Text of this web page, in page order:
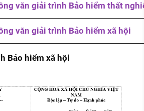
văn giải trình Bảo hiểm thất
văn giải trình Bảo hiểm xã hội
Bảo hiểm xã hội